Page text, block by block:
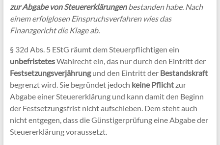
zur Abgabe von Steuererklärungenbestanden habe. Nach
einem erfolglosen Einspruchsverfahren wies das
Finanzgericht die Klage ab.
§ 32d Abs. 5 EStG räumt dem Steuerpflichtigen ein
unbefristetesWahlrecht ein, das nur durch den Eintritt der
Festsetzungsverjährungund den Eintritt der Bestandskraft
begrenzt wird. Sie begründet jedoch keine Pflichtzur
Abgabe einer Steuererklärung und kann damit den Beginn
der Festsetzungsfrist nicht aufschieben. Dem steht auch
nicht entgegen, dass die Günstigerprüfung eine Abgabe der
Steuererklärung voraussetzt.